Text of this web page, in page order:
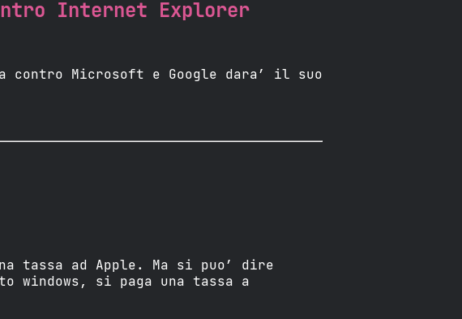
Internet Explorer
contro Microsoft e Google dara’ il suo
tassa ad Apple. Ma si puo’ dire
windows, si paga una tassa a